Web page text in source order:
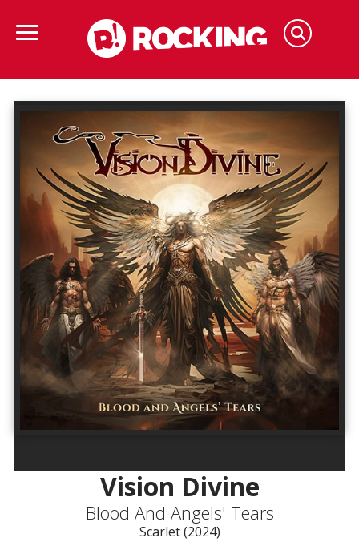
Vision Divine
Blood And Angels' Tears
Scarlet (2024)